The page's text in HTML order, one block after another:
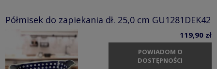
Półmisek do zapiekania dł. 25,0 cm GU1281DEK42
119,90 zł
POWIADOM O
DOSTĘPNOŚCI